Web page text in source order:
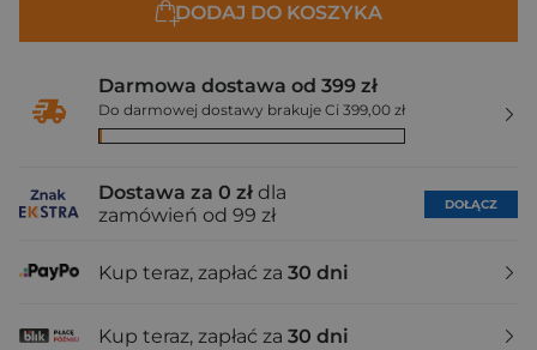
DODAJ DO KOSZYKA
Darmowa dostawa od 399 zł
Do darmowej dostawy brakuje Ci 399,00 zł
Dostawa za 0 zł dla
zamówień od 99 zł
DOŁĄCZ
Kup teraz, zapłać za 30 dni
Kup teraz, zapłać za 30 dni